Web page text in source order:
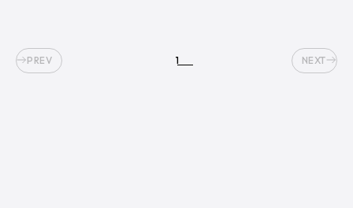
PREV 1 NEXT